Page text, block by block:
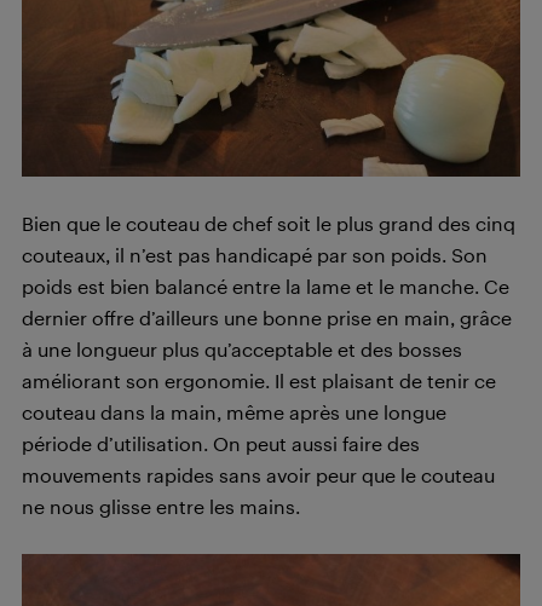
Bien que le couteau de chef soit le plus grand des cinq
couteaux, il n’est pas handicapé par son poids. Son
poids est bien balancé entre la lame et le manche. Ce
dernier offre d’ailleurs une bonne prise en main, grâce
à une longueur plus qu’acceptable et des bosses
améliorant son ergonomie. Il est plaisant de tenir ce
couteau dans la main, même après une longue
période d’utilisation. On peut aussi faire des
mouvements rapides sans avoir peur que le couteau
ne nous glisse entre les mains.